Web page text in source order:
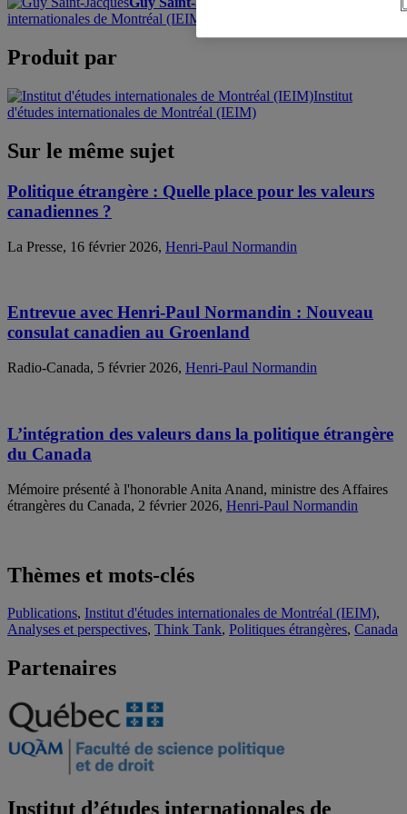
internationales de Montréal (IEIM)
Produit par
Institut
d'études internationales de Montréal (IEIM)
Sur le même sujet
Politique étrangère : Quelle place pour les valeurs
canadiennes ?
La Presse, 16 février 2026, Henri-Paul Normandin
Entrevue avec Henri-Paul Normandin : Nouveau
consulat canadien au Groenland
Radio-Canada, 5 février 2026, Henri-Paul Normandin
L’intégration des valeurs dans la politique étrangère
du Canada
Mémoire présenté à l'honorable Anita Anand, ministre des Affaires
étrangères du Canada, 2 février 2026, Henri-Paul Normandin
Thèmes et mots-clés
Publications, Institut d'études internationales de Montréal (IEIM),
Analyses et perspectives, Think Tank, Politiques étrangères, Canada
Partenaires
Institut d’études internationales de